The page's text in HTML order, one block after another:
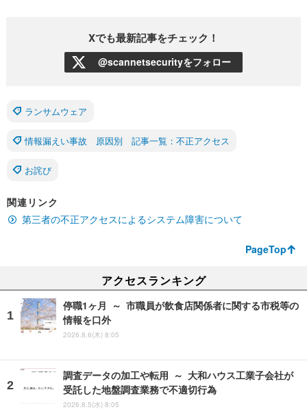
Xでも最新記事をチェック！
@scannetsecurityをフォロー
ランサムウェア
情報漏えい事故 原因別 記事一覧：不正アクセス
お詫び
関連リンク
第三者の不正アクセスによるシステム障害について
PageTop
アクセスランキング
停職1ヶ月 ～ 市職員が飲食店関係者に関する市税等の
情報を口外
2026.8.6(木) 8:05
調査データの加工や転用 ～ 大和ハウス工業子会社が
受託した地盤調査業務で不適切行為
2026.8.5(水) 8:05